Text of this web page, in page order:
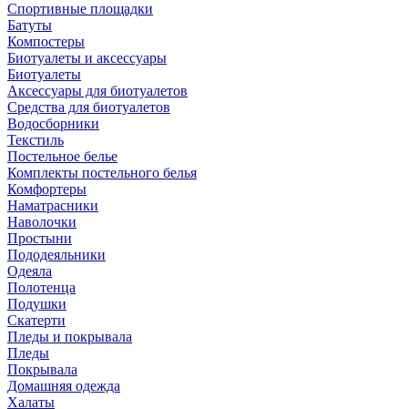
Спортивные площадки
Батуты
Компостеры
Биотуалеты и аксессуары
Биотуалеты
Аксессуары для биотуалетов
Средства для биотуалетов
Водосборники
Текстиль
Постельное белье
Комплекты постельного белья
Комфортеры
Наматрасники
Наволочки
Простыни
Пододеяльники
Одеяла
Полотенца
Подушки
Скатерти
Пледы и покрывала
Пледы
Покрывала
Домашняя одежда
Халаты